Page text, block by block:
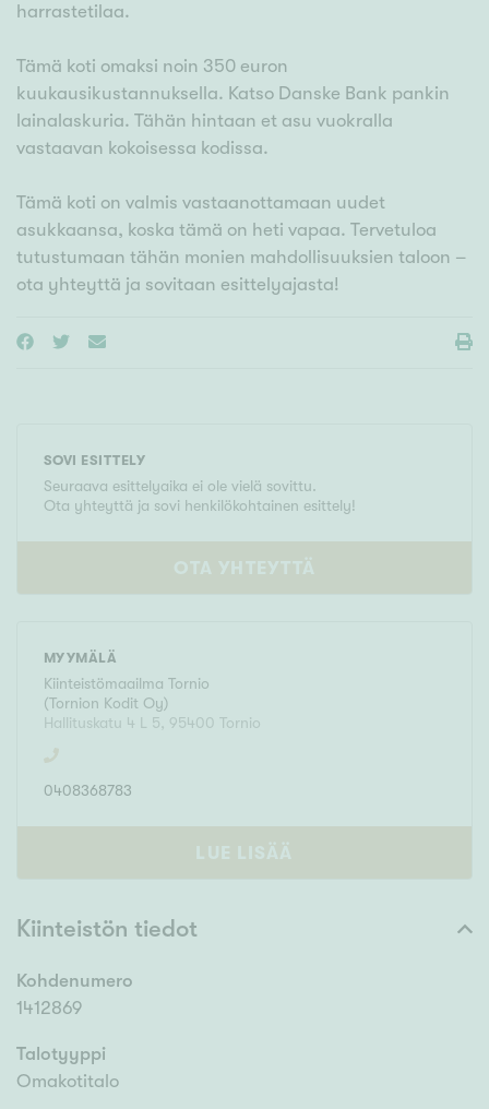
harrastetilaa.
Tämä koti omaksi noin 350 euron
kuukausikustannuksella. Katso Danske Bank pankin
lainalaskuria. Tähän hintaan et asu vuokralla
vastaavan kokoisessa kodissa.
Tämä koti on valmis vastaanottamaan uudet
asukkaansa, koska tämä on heti vapaa. Tervetuloa
tutustumaan tähän monien mahdollisuuksien taloon –
ota yhteyttä ja sovitaan esittelyajasta!
SOVI ESITTELY
Seuraava esittelyaika ei ole vielä sovittu.
Ota yhteyttä ja sovi henkilökohtainen esittely!
OTA YHTEYTTÄ
MYYMÄLÄ
Kiinteistömaailma Tornio
(Tornion Kodit Oy)
Hallituskatu 4 L 5, 95400 Tornio
0408368783
LUE LISÄÄ
Kiinteistön tiedot
Kohdenumero
1412869
Talotyyppi
Omakotitalo